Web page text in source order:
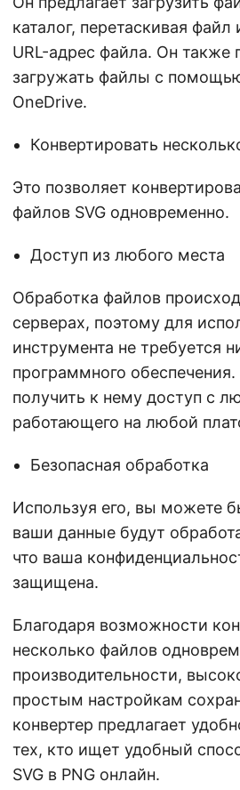
каталог, перетаскивая
URL-адрес файла. Он также
загружать файлы с
OneDrive.
Конвертировать
Это позволяет
файлов SVG одновременно.
Доступ из любого места
Обработка файлов
серверах, поэтому для
инструмента не требуется
программного
получить к нему доступ с
работающего на любой
Безопасная обработка
Используя его, вы можете
ваши данные будут
что ваша
защищена.
Благодаря возможности
несколько файлов
производительности,
простым настройкам
конвертер предлагает
тех, кто ищет удобный
SVG в PNG онлайн.